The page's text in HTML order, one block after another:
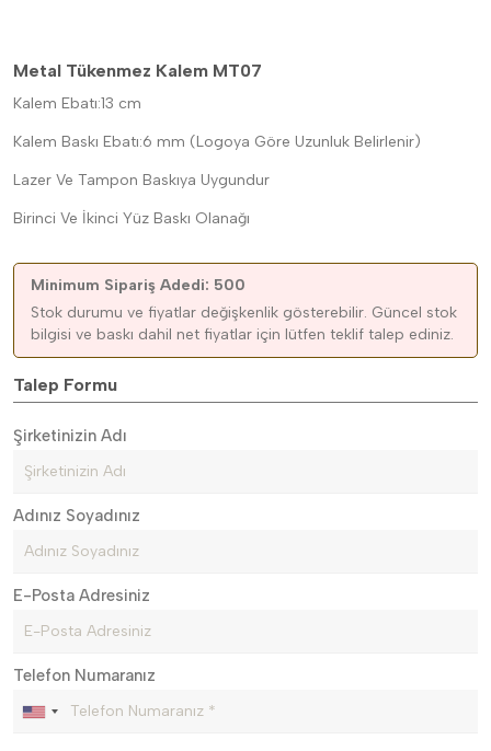
Metal Tükenmez Kalem MT07
Kalem Ebatı:13 cm
Kalem Baskı Ebatı:6 mm (Logoya Göre Uzunluk Belirlenir)
Lazer Ve Tampon Baskıya Uygundur
Birinci Ve İkinci Yüz Baskı Olanağı
Minimum Sipariş Adedi: 500
Stok durumu ve fiyatlar değişkenlik gösterebilir. Güncel stok
bilgisi ve baskı dahil net fiyatlar için lütfen teklif talep ediniz.
Talep Formu
Şirketinizin Adı
Adınız Soyadınız
E-Posta Adresiniz
Telefon Numaranız